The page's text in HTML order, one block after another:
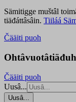
Sämitigge muštâl
tiäđáttâsâin. Tiiláá
Čääiti puoh
Ohtâvuotâtiäđuh
Čääiti puoh
Uusâ...
Uusâ...